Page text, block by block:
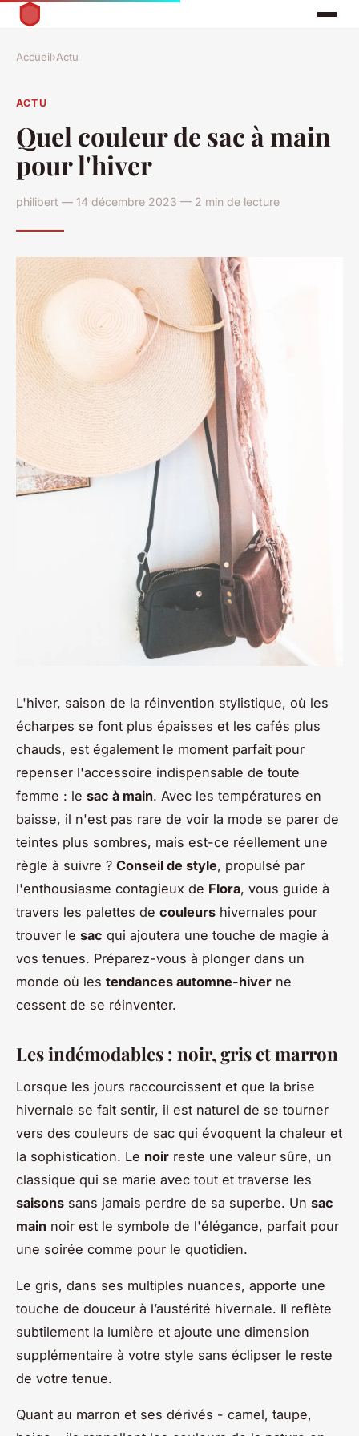
Accueil›Actu
ACTU
Quel couleur de sac à main
pour l'hiver
philibert — 14 décembre 2023 — 2 min de lecture
L'hiver, saison de la réinvention stylistique, où les
écharpes se font plus épaisses et les cafés plus
chauds, est également le moment parfait pour
repenser l'accessoire indispensable de toute
femme : le sac à main. Avec les températures en
baisse, il n'est pas rare de voir la mode se parer de
teintes plus sombres, mais est-ce réellement une
règle à suivre ? Conseil de style, propulsé par
l'enthousiasme contagieux de Flora, vous guide à
travers les palettes de couleurs hivernales pour
trouver le sac qui ajoutera une touche de magie à
vos tenues. Préparez-vous à plonger dans un
monde où les tendances automne-hiver ne
cessent de se réinventer.
Les indémodables : noir, gris et marron
Lorsque les jours raccourcissent et que la brise
hivernale se fait sentir, il est naturel de se tourner
vers des couleurs de sac qui évoquent la chaleur et
la sophistication. Le noir reste une valeur sûre, un
classique qui se marie avec tout et traverse les
saisons sans jamais perdre de sa superbe. Un sac
main noir est le symbole de l'élégance, parfait pour
une soirée comme pour le quotidien.
Le gris, dans ses multiples nuances, apporte une
touche de douceur à l’austérité hivernale. Il reflète
subtilement la lumière et ajoute une dimension
supplémentaire à votre style sans éclipser le reste
de votre tenue.
Quant au marron et ses dérivés - camel, taupe,